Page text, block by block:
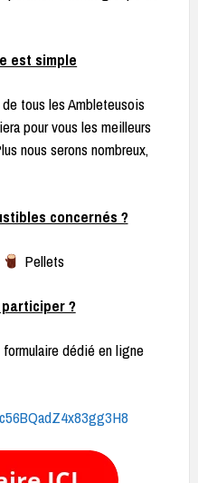
est simple
tous les Ambleteusois
pour vous les meilleurs
nous serons nombreux,
concernés ?
Pellets
?
dédié en ligne